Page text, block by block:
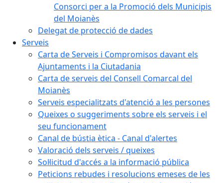
Consorci per a la Promoció dels Municipis
del Moianès
Delegat de protecció de dades
Serveis
Carta de Serveis i Compromisos davant els
Ajuntaments i la Ciutadania
Carta de serveis del Consell Comarcal del
Moianès
Serveis especialitzats d'atenció a les persones
Queixes o suggeriments sobre els serveis i el
seu funcionament
Canal de bústia ètica - Canal d'alertes
Valoració dels serveis / queixes
Sol·licitud d'accés a la informació pública
Peticions rebudes i resolucions emeses de les